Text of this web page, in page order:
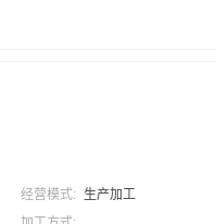
经营模式:
生产加工